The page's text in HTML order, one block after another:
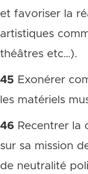
et favoriser la
artistiques
théâtres etc…).
45 Exonérer
les matériels
46 Recentrer la
sur sa mission
de neutralité